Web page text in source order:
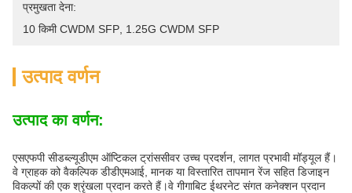
प्रमुखता देना:
10 किमी CWDM SFP 1.25G CWDM SFP
उत्पाद वर्णन
उत्पाद का वर्णन:
एसएफपी सीडब्ल्यूडीएम ऑप्टिकल ट्रांससीवर उच्च प्रदर्शन, लागत प्रभावी मॉड्यूल हैं।
वे ग्राहक को वैकल्पिक डीडीएमआई, मानक या विस्तारित तापमान रेंज सहित डिजाइन
विकल्पों की एक श्रृंखला प्रदान करते हैं।वे गीगाबिट ईथरनेट संगत कनेक्शन प्रदान